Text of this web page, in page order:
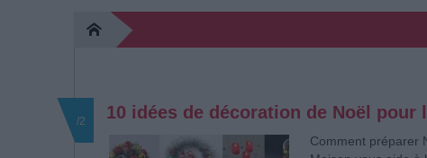
10 idées de décoration de Noël pour
/2
Comment préparer